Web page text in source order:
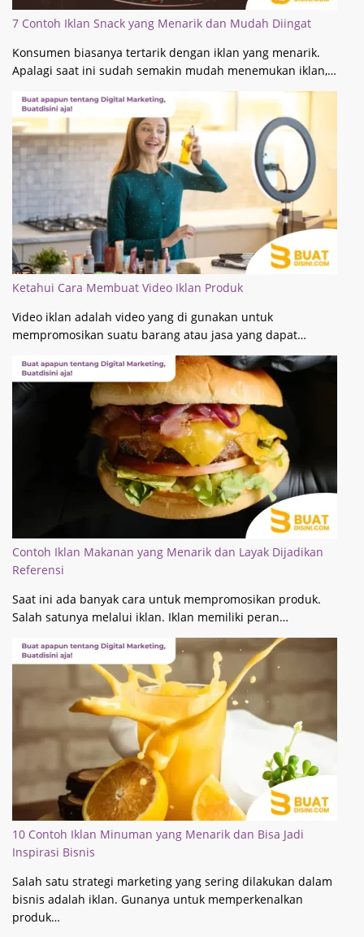
7 Contoh Iklan Snack yang Menarik dan Mudah Diingat
Konsumen biasanya tertarik dengan iklan yang menarik.
Apalagi saat ini sudah semakin mudah menemukan iklan,…
Ketahui Cara Membuat Video Iklan Produk
Video iklan adalah video yang di gunakan untuk
mempromosikan suatu barang atau jasa yang dapat…
Contoh Iklan Makanan yang Menarik dan Layak Dijadikan
Referensi
Saat ini ada banyak cara untuk mempromosikan produk.
Salah satunya melalui iklan. Iklan memiliki peran…
10 Contoh Iklan Minuman yang Menarik dan Bisa Jadi
Inspirasi Bisnis
Salah satu strategi marketing yang sering dilakukan dalam
bisnis adalah iklan. Gunanya untuk memperkenalkan
produk…